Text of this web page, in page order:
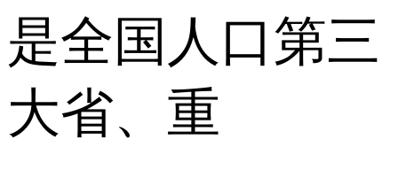
是全国人口第三
大省、重